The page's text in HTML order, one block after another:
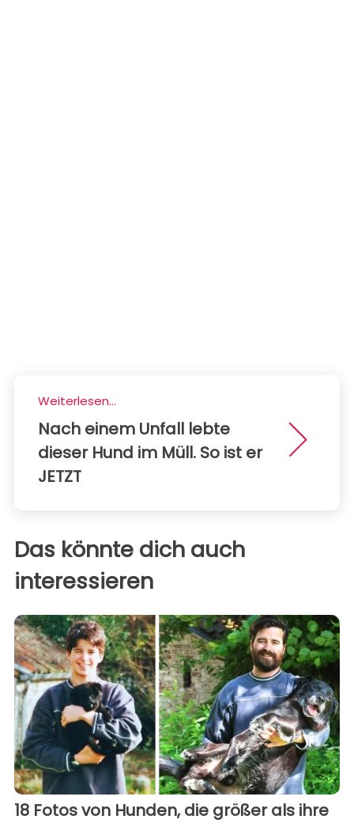
Weiterlesen...
Nach einem Unfall lebte
dieser Hund im Müll. So ist er
JETZT
Das könnte dich auch
interessieren
18 Fotos von Hunden, die größer als ihre